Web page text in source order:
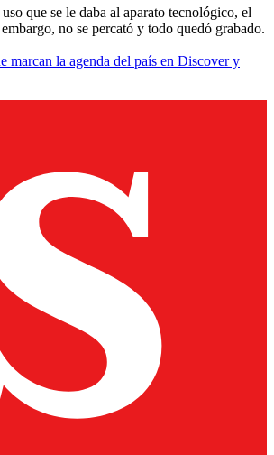
que se le daba al aparato tecnológico, el
no se percató y todo quedó grabado.
marcan la agenda del país en Discover y